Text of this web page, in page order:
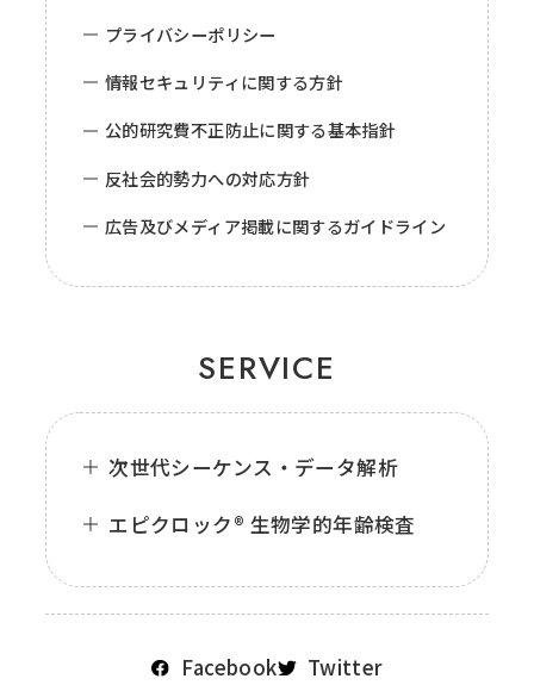
プライバシーポリシー
情報セキュリティに関する方針
公的研究費不正防止に関する基本指針
反社会的勢力への対応方針
広告及びメディア掲載に関するガイドライン
SERVICE
次世代シーケンス・データ解析
エピクロック® 生物学的年齢検査
Facebook Twitter